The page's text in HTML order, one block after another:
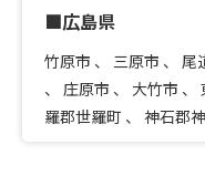
■広島県
竹原市 、 三原市 、 尾
、 庄原市 、 大竹市 、
羅郡世羅町 、 神石郡